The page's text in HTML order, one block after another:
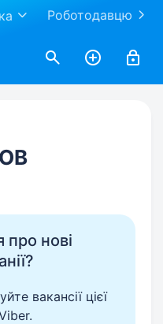
Роботодавцю
про нові
вакансії цієї